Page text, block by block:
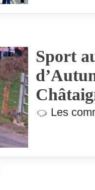
Sport
Les